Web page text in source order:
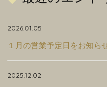
2026.01.05
１月の営業予定日をお知ら
2025.12.02